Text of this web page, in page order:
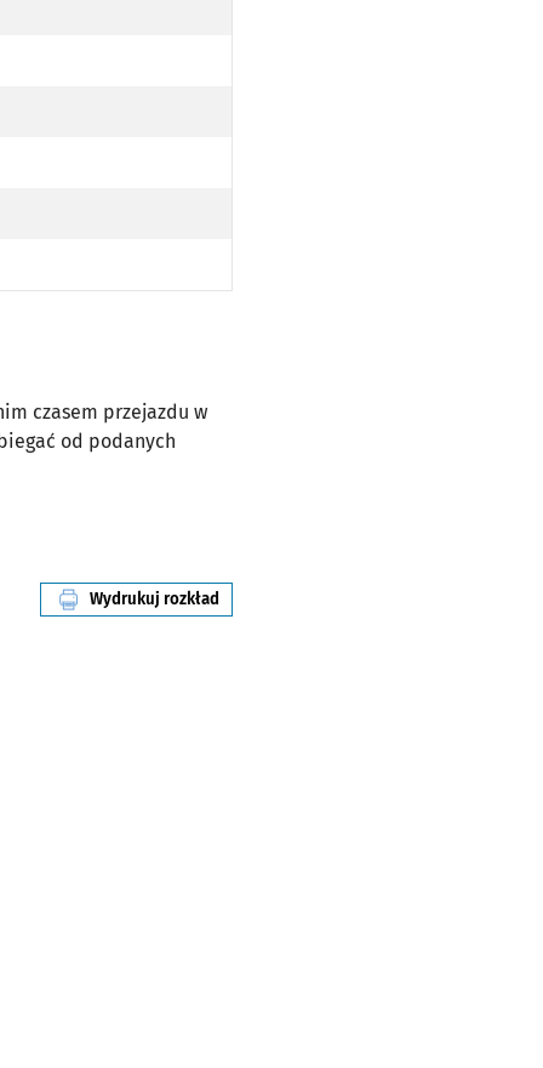
czasem przejazdu w
od podanych
Wydrukuj rozkład
linii nr 134